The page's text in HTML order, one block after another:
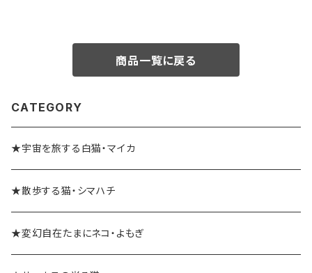
商品一覧に戻る
CATEGORY
★宇宙を旅する白猫・マイカ
★散歩する猫・シマハチ
★変幻自在たまにネコ・よもぎ